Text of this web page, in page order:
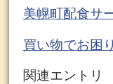
美幌町配食サ
買い物でお困
関連エントリ